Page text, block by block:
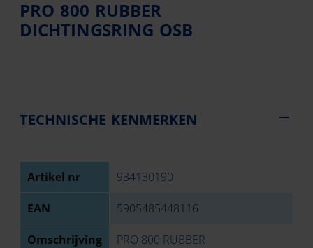
PRO 800 RUBBER
DICHTINGSRING OSB
TECHNISCHE KENMERKEN
Artikel nr 934130190
EAN 5905485448116
Omschrijving
PRO 800 RUBBER